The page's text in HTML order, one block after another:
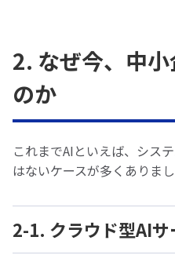
2. なぜ今、中
のか
これまでAIといえば、シス
はないケースが多くありま
2-1. クラウド型AI